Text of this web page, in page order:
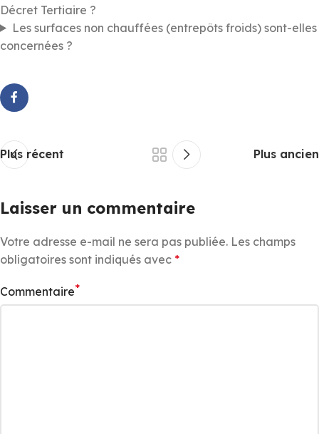
Décret Tertiaire ?
Les surfaces non chauffées (entrepôts froids) sont-elles
concernées ?
Plus récent Plus ancien
Laisser un commentaire
Votre adresse e-mail ne sera pas publiée. Les champs
obligatoires sont indiqués avec *
Commentaire*